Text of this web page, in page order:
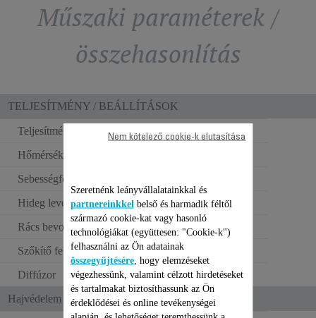
Műszaki paraméterek /
összehasonlítás
TELJESÍTMÉNY / BEÁLLÍTÁSOK
Teljesítmény
2400 W
Hőmérséklet-beállítás
Sebességfokozatok
Hideg levegő fújása
Rács bevonata
Kasmír keratin
Szőkítő feltét
Diffúzor
Hajvédelem és ergonómia
Szeretnénk leányvállalatainkkal és
partnereinkkel belső és harmadik féltől
származó cookie-kat vagy hasonló
technológiákat (együttesen: "Cookie-k")
felhasználni az Ön adatainak
összegyűjtésére, hogy elemzéseket
végezhessünk, valamint célzott hirdetéseket
és tartalmakat biztosíthassunk az Ön
érdeklődései és online tevékenységei
Nem kötelező cookie-k elutasítása